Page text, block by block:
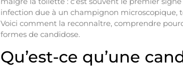
infection due à un champignon microscopique,
Voici comment la reconnaître, comprendre
formes de candidose.
Qu’est-ce qu’une